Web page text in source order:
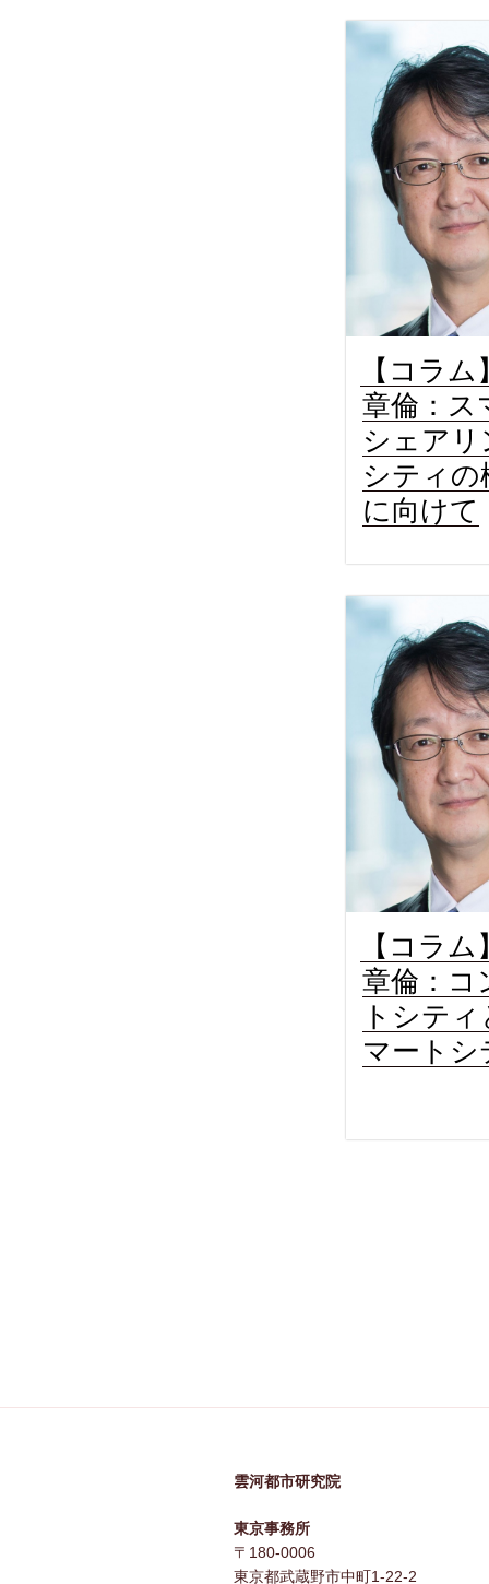
【コラ
章倫：ス
シェアリ
シティの
に向けて
【コラ
章倫：コ
トシテ
マートシ
雲河都市研究院
東京事務所
〒180-0006
東京都武蔵野市中町1-22-2